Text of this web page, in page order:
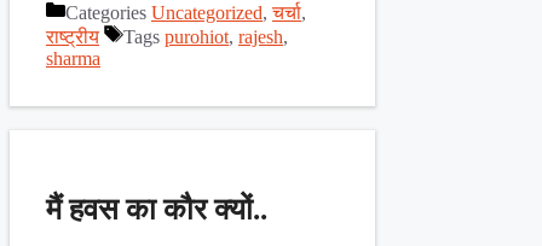
ShareCategories Uncategorized,चर्चा,
राष्ट्रीय
Tags purohiot, rajesh,
sharma
मैं हवस का कौर क्यों..